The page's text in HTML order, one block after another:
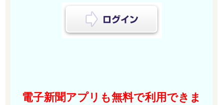
電子新聞アプリも無料で利用できま